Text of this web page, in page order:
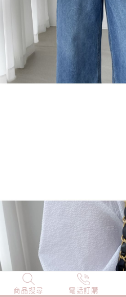
商品搜尋 電話訂購
NEW 店長精選